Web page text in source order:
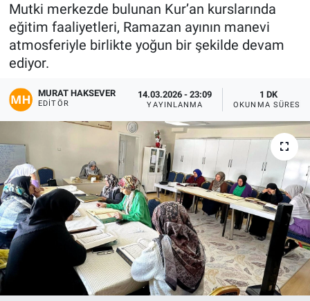
Mutki merkezde bulunan Kur’an kurslarında
eğitim faaliyetleri, Ramazan ayının manevi
atmosferiyle birlikte yoğun bir şekilde devam
ediyor.
MURAT HAKSEVER
EDITÖR
14.03.2026 - 23:09
YAYINLANMA
1 DK
OKUNMA SÜRESI
Genel
Gündem
Kültür-Sanat
Politika
Resmi İlanlar
Sağlık
Siyaset